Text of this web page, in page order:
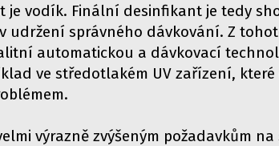
je vodík. Finální desinfikant je tedy
udržení správného dávkování. Z
automatickou a dávkovací
ve středotlakém UV zařízení,
výrazně zvýšeným požadavkům